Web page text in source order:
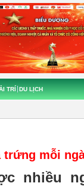
TRÍ DU LỊCH
trứng mỗi
nhiều